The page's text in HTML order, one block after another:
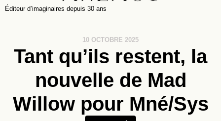
Éditeur d’imaginaires depuis 30 ans
10 OCTOBRE 2025
Tant qu’ils restent, la
nouvelle de Mad
Willow pour Mné/Sys